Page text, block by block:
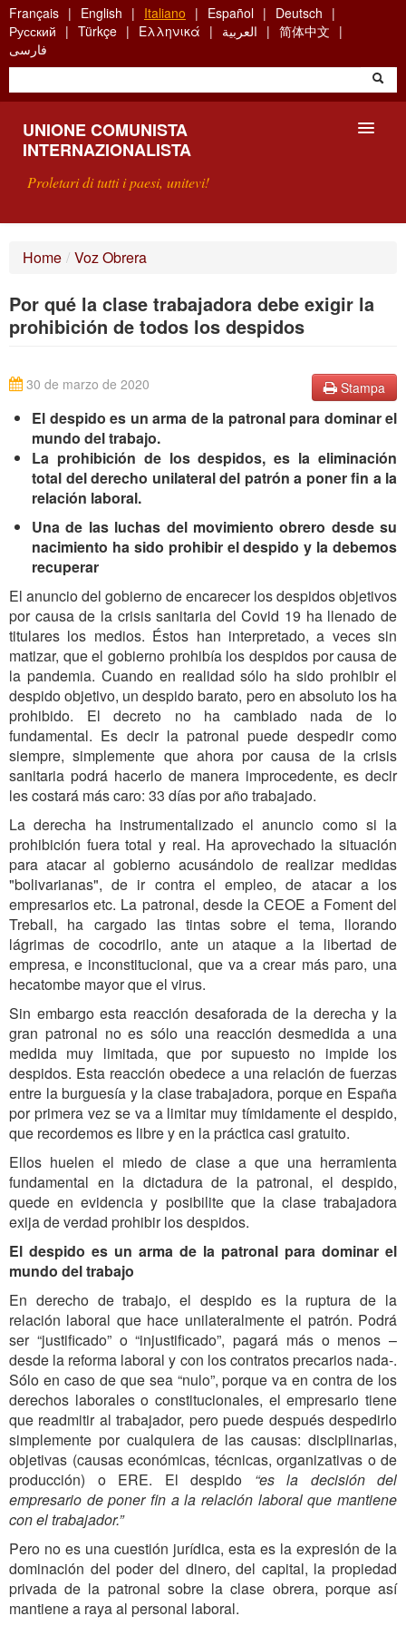
Skip
to
main
content
Français English Italiano Español
Deutsch
Русский
Türkçe Ελληνικά العربية
简体中文
فارسی
UNIONE COMUNISTA
INTERNAZIONALISTA
Proletari di tutti i paesi, unitevi!
RICERCA
Home / Voz Obrera
Por qué la clase trabajadora debe exigir la
prohibición de todos los despidos
Stampa
30 de marzo de 2020
El despido es un arma de la patronal para dominar el
mundo del trabajo.
La prohibición de los despidos, es la eliminación
total del derecho unilateral del patrón a poner fin a la
relación laboral.
Una de las luchas del movimiento obrero desde su
nacimiento ha sido prohibir el despido y la debemos
recuperar
El anuncio del gobierno de encarecer los despidos objetivos
por causa de la crisis sanitaria del Covid 19 ha llenado de
titulares los medios. Éstos han interpretado, a veces sin
matizar, que el gobierno prohibía los despidos por causa de
la pandemia. Cuando en realidad sólo ha sido prohibir el
despido objetivo, un despido barato, pero en absoluto los ha
prohibido. El decreto no ha cambiado nada de lo
fundamental. Es decir la patronal puede despedir como
siempre, simplemente que ahora por causa de la crisis
sanitaria podrá hacerlo de manera improcedente, es decir
les costará más caro: 33 días por año trabajado.
La derecha ha instrumentalizado el anuncio como si la
prohibición fuera total y real. Ha aprovechado la situación
para atacar al gobierno acusándolo de realizar medidas
"bolivarianas", de ir contra el empleo, de atacar a los
empresarios etc. La patronal, desde la CEOE a Foment del
Treball, ha cargado las tintas sobre el tema, llorando
lágrimas de cocodrilo, ante un ataque a la libertad de
empresa, e inconstitucional, que va a crear más paro, una
hecatombe mayor que el virus.
Sin embargo esta reacción desaforada de la derecha y la
gran patronal no es sólo una reacción desmedida a una
medida muy limitada, que por supuesto no impide los
despidos. Esta reacción obedece a una relación de fuerzas
entre la burguesía y la clase trabajadora, porque en España
por primera vez se va a limitar muy tímidamente el despido,
que recordemos es libreyen la práctica casi gratuito.
Ellos huelen el miedo de clase a que una herramienta
fundamental en la dictadura de la patronal, el despido,
quede en evidencia y posibilite que la clase trabajadora
exija de verdad prohibir los despidos.
El despido es un arma de la patronal para dominar el
mundo del trabajo
En derecho de trabajo, el despido es la ruptura de la
relación laboral que hace unilateralmente el patrón. Podrá
ser “justificado” o “injustificado”, pagará más o menos –
desde la reforma laboral y con los contratos precarios nada-.
Sólo en caso de que sea “nulo”, porque va en contra de los
derechos laborales o constitucionales, el empresario tiene
que readmitiral trabajador, pero puede después despedirlo
simplemente por cualquiera de las causas: disciplinarias,
objetivas (causas económicas, técnicas, organizativas o de
producción) o ERE. El despido “es la decisión del
empresario de poner fin a la relación laboral que mantiene
con el trabajador.”
Pero no es una cuestión jurídica, esta es la expresión de la
dominación del poder del dinero, del capital, la propiedad
privada de la patronal sobre la clase obrera, porque así
mantiene a raya al personal laboral.